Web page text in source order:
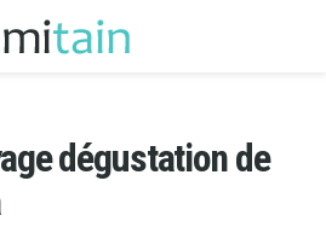
dégustation de